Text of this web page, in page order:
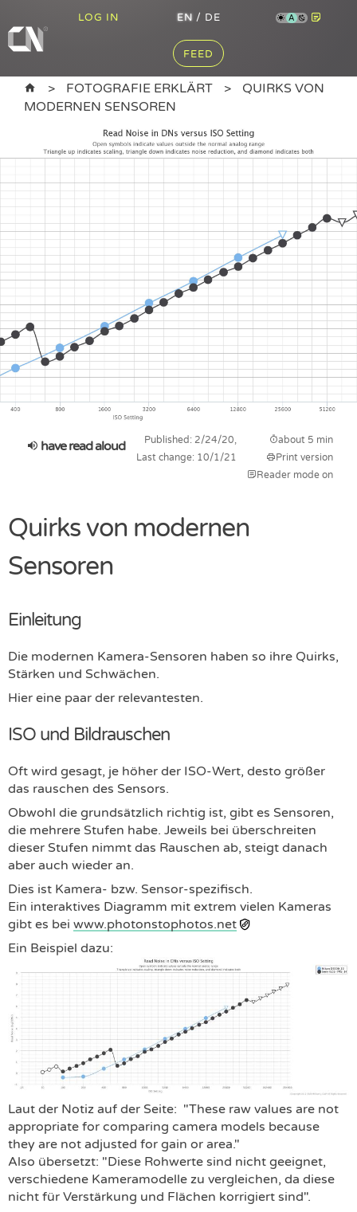
FEED
LOG IN EN / DE A
FOTOGRAFIE ERKLÄRT
QUIRKS VON
MODERNEN SENSOREN
have read aloud
Published: 2/24/20,
Last change: 10/1/21
about 5 min
Print version
Reader mode on
Quirks von modernen
Sensoren
Einleitung
Die modernen Kamera-Sensoren haben so ihre Quirks,
Stärken und Schwächen.
Hier eine paar der relevantesten.
ISO und Bildrauschen
Oft wird gesagt, je höher der ISO-Wert, desto größer
das rauschen des Sensors.
Obwohl die grundsätzlich richtig ist, gibt es Sensoren,
die mehrere Stufen habe. Jeweils bei überschreiten
dieser Stufen nimmt das Rauschen ab, steigt danach
aber auch wieder an.
Dies ist Kamera- bzw. Sensor-spezifisch.
Ein interaktives Diagramm mit extrem vielen Kameras
gibt es bei www.photonstophotos.net
Ein Beispiel dazu:
Laut der Notiz auf der Seite: "These raw values are not
appropriate for comparing camera models because
they are not adjusted for gain or area."
Also übersetzt: "Diese Rohwerte sind nicht geeignet,
verschiedene Kameramodelle zu vergleichen, da diese
nicht für Verstärkung und Flächen korrigiert sind".